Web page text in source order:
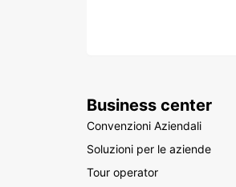
Business center
Convenzioni Aziendali
Soluzioni per le aziende
Tour operator